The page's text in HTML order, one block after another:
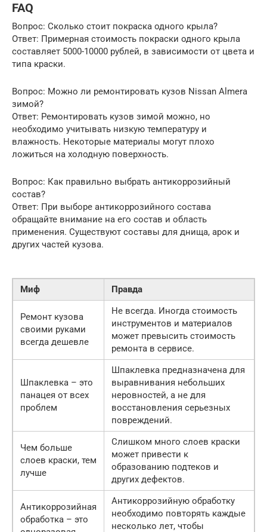
FAQ
Вопрос: Сколько стоит покраска одного крыла?
Ответ: Примерная стоимость покраски одного крыла
составляет 5000-10000 рублей, в зависимости от цвета и
типа краски.
Вопрос: Можно ли ремонтировать кузов Nissan Almera
зимой?
Ответ: Ремонтировать кузов зимой можно, но
необходимо учитывать низкую температуру и
влажность. Некоторые материалы могут плохо
ложиться на холодную поверхность.
Вопрос: Как правильно выбрать антикоррозийный
состав?
Ответ: При выборе антикоррозийного состава
обращайте внимание на его состав и область
применения. Существуют составы для днища, арок и
других частей кузова.
Миф Правда
Ремонт кузова
своими руками
всегда дешевле
Не всегда. Иногда стоимость
инструментов и материалов
может превысить стоимость
ремонта в сервисе.
Шпаклевка – это
панацея от всех
проблем
Шпаклевка предназначена для
выравнивания небольших
неровностей, а не для
восстановления серьезных
повреждений.
Чем больше
слоев краски, тем
лучше
Слишком много слоев краски
может привести к
образованию подтеков и
других дефектов.
Антикоррозийная
обработка – это
Антикоррозийную обработку
необходимо повторять каждые
несколько лет, чтобы